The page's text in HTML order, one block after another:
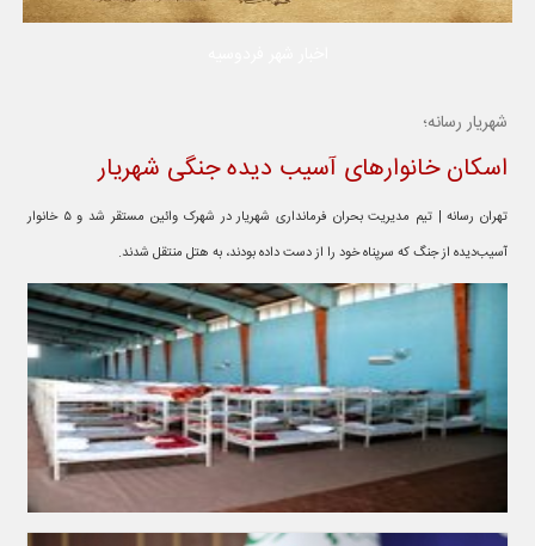
شهریار رسانه؛
اسکان خانوارهای آسیب‌ دیده جنگی شهریار
تهران رسانه | تیم مدیریت بحران فرمانداری شهریار در شهرک وائین مستقر شد و ۵ خانوار
آسیب‌دیده از جنگ که سرپناه خود را از دست داده بودند، به هتل منتقل شدند.